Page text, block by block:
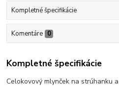
Kompletné špecifikácie
Komentáre 0
Kompletné špecifikácie
Celokovový mlynček na strúhanku